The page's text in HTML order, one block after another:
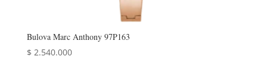
Bulova Marc Anthony 97P163
$ 2.540.000